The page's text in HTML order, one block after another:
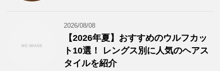
2026/08/08
【2026年夏】おすすめのウルフカッ
ト10選！ レングス別に人気のヘアス
タイルを紹介